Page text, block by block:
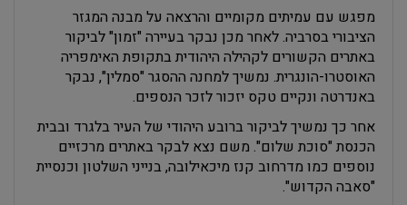
מפגש עם עמיתים מקומיים והרצאה על מבנה המגזר
הציבורי בסרביה. לאחר מכן נבקר בעיירה "זמון" לביקור
באתרים הקשורים לקהילה היהודית בתקופת האימפריה
האוסטרו-הונגרית. נמשיך למחנה ההסגר "סמלין", נבקר
באנדרטה ונקיים טקס יזכור לזכר הנספים.
אחר כך נמשיך לביקור ברובע היהודי של העיר בלגרד ובבית
הכנסת "סוכת שלום". משם נצא לבקר באתרים מרכזיים
נוספים כמו מדרחוב קנז מיכאילובה, בנייני השלטון וכנסיית
"סאבה הקדוש".